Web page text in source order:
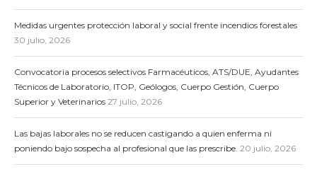
Medidas urgentes protección laboral y social frente incendios forestales
30 julio, 2026
Convocatoria procesos selectivos Farmacéuticos, ATS/DUE, Ayudantes
Técnicos de Laboratorio, ITOP, Geólogos, Cuerpo Gestión, Cuerpo
Superior y Veterinarios 27 julio, 2026
Las bajas laborales no se reducen castigando a quien enferma ni
poniendo bajo sospecha al profesional que las prescribe. 20 julio, 2026